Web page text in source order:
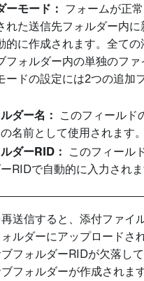
ーモード：
フォームが正
れた送信先フォルダー内に
的に作成されます。全ての
フォルダー内の単独のファ
ードの設定には2つの追加
ダー名：
このフィールド
名前として使用されます。
ダーRID：
このフィール
RIDで自動的に入力されま
送信すると、添付ファイ
ルダーにアップロードさ
フォルダーRIDが欠落し
フォルダーが作成されま